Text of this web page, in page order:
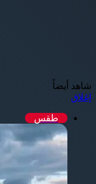
شاهد أيضاً
إغلاق
طقس